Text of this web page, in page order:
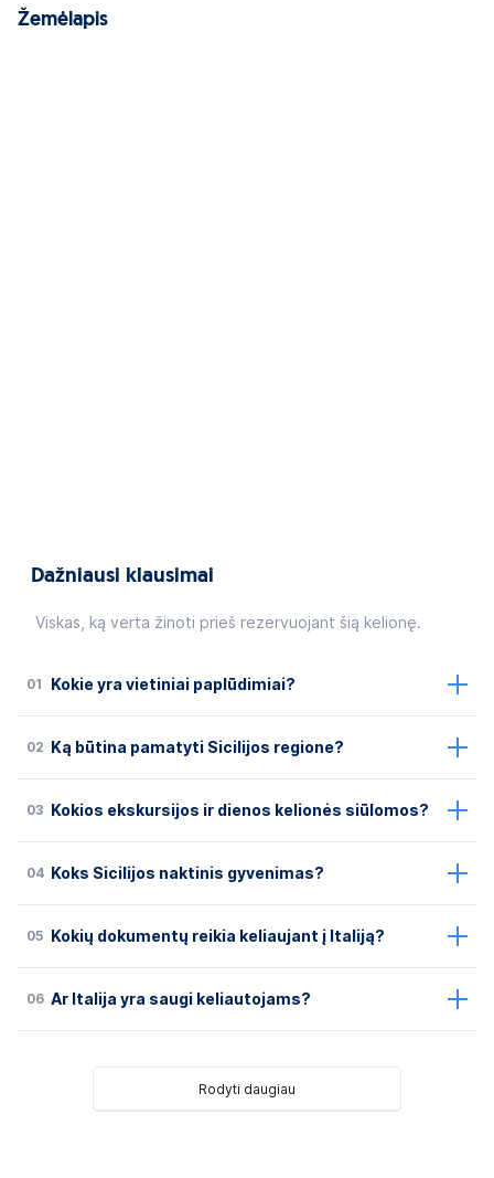
Žemėlapis
Dažniausi klausimai
Viskas, ką verta žinoti prieš rezervuojant šią kelionę.
01 Kokie yra vietiniai paplūdimiai?
02 Ką būtina pamatyti Sicilijos regione?
03 Kokios ekskursijos ir dienos kelionės siūlomos?
04 Koks Sicilijos naktinis gyvenimas?
05 Kokių dokumentų reikia keliaujant į Italiją?
06 Ar Italija yra saugi keliautojams?
Rodyti daugiau